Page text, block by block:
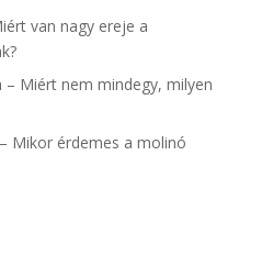
van nagy ereje a
Miért nem mindegy, milyen
Mikor érdemes a molinó